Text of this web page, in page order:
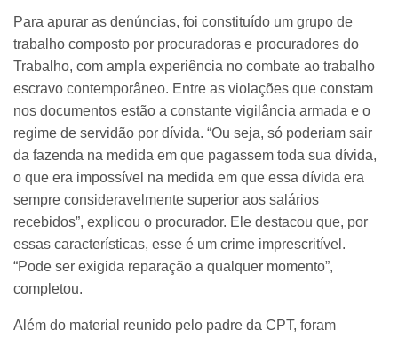
Para apurar as denúncias, foi constituído um grupo de
trabalho composto por procuradoras e procuradores do
Trabalho, com ampla experiência no combate ao trabalho
escravo contemporâneo. Entre as violações que constam
nos documentos estão a constante vigilância armada e o
regime de servidão por dívida. “Ou seja, só poderiam sair
da fazenda na medida em que pagassem toda sua dívida,
o que era impossível na medida em que essa dívida era
sempre consideravelmente superior aos salários
recebidos”, explicou o procurador. Ele destacou que, por
essas características, esse é um crime imprescritível.
“Pode ser exigida reparação a qualquer momento”,
completou.
Além do material reunido pelo padre da CPT, foram